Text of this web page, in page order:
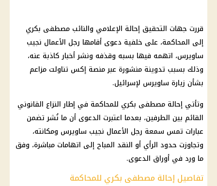
قررت جهات التحقيق إحالة الإعلامي والنائب مصطفى بكري
إلى المحاكمة، على خلفية دعوى أقامها رجل الأعمال نجيب
ساويرس، اتهمه فيها بسبه وقذفه ونشر أخبار كاذبة عنه،
وذلك بسبب تدوينة منشورة عبر منصة إكس تناولت مزاعم
بشأن زيارة ساويرس لإسرائيل.
وتأتي إحالة مصطفى بكري للمحاكمة في إطار النزاع القانوني
القائم بين الطرفين، بعدما اعتبرت الدعوى أن ما نُشر تضمن
عبارات تمس سمعة رجل الأعمال نجيب ساويرس ومكانته،
وتجاوزت حدود الرأي أو النقد المباح إلى اتهامات مباشرة، وفق
ما ورد في أوراق الدعوى.
تفاصيل إحالة مصطفى بكري للمحاكمة